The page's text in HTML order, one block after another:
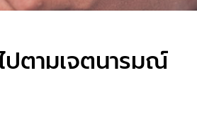
ปตามเจตนารมณ์